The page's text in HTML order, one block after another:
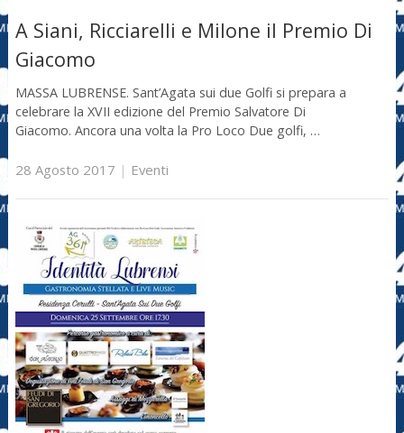
A Siani, Ricciarelli e Milone il Premio Di
Giacomo
MASSA LUBRENSE. Sant’Agata sui due Golfi si prepara a
celebrare la XVII edizione del Premio Salvatore Di
Giacomo. Ancora una volta la Pro Loco Due golfi, …
28 Agosto 2017 | Eventi